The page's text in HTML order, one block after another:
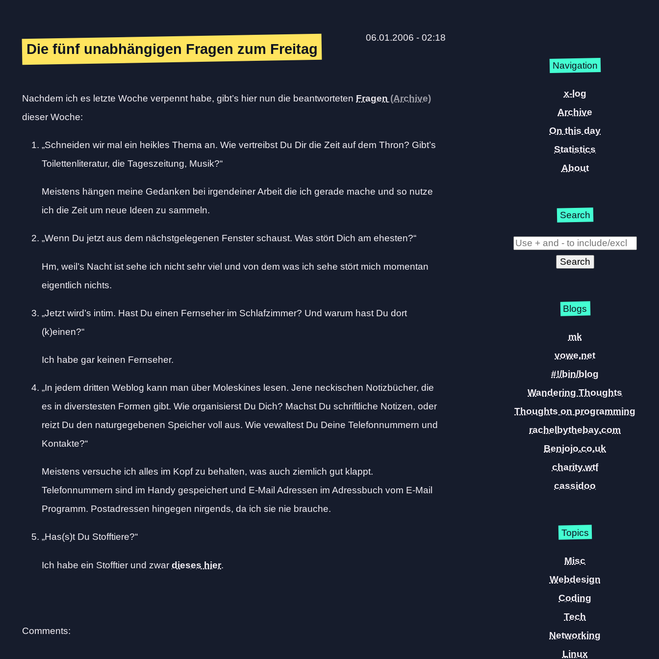
Die fünf unabhängigen Fragen zum Freitag
06.01.2006 - 02:18
Nachdem ich es letzte Woche verpennt habe, gibt’s hier nun die beantworteten Fragen
dieser Woche:
Schneiden wir mal ein heikles Thema an. Wie vertreibst Du Dir die Zeit auf dem Thron? Gibt’s
Toilettenliteratur, die Tageszeitung, Musik?
Meistens hängen meine Gedanken bei irgendeiner Arbeit die ich gerade mache und so nutze
ich die Zeit um neue Ideen zu sammeln.
Wenn Du jetzt aus dem nächstgelegenen Fenster schaust. Was stört Dich am ehesten?
Hm, weil’s Nacht ist sehe ich nicht sehr viel und von dem was ich sehe stört mich momentan
eigentlich nichts.
Jetzt wird’s intim. Hast Du einen Fernseher im Schlafzimmer? Und warum hast Du dort
(k)einen?
Ich habe gar keinen Fernseher.
In jedem dritten Weblog kann man über Moleskines lesen. Jene neckischen Notizbücher, die
es in diverstesten Formen gibt. Wie organisierst Du Dich? Machst Du schriftliche Notizen, oder
reizt Du den naturgegebenen Speicher voll aus. Wie vewaltest Du Deine Telefonnummern und
Kontakte?
Meistens versuche ich alles im Kopf zu behalten, was auch ziemlich gut klappt.
Telefonnummern sind im Handy gespeichert und E-Mail Adressen im Adressbuch vom E-Mail
Programm. Postadressen hingegen nirgends, da ich sie nie brauche.
Has(s)t Du Stofftiere?
Ich habe ein Stofftier und zwardieses hier.
Comments:
Navigation
x-log
Archive
On this day
Statistics
About
Search
Blogs
mk
vowe.net
#!/bin/blog
Wandering Thoughts
Thoughts on programming
rachelbythebay.com
Benjojo.co.uk
charity.wtf
cassidoo
Topics
Misc
Webdesign
Coding
Tech
Networking
Linux